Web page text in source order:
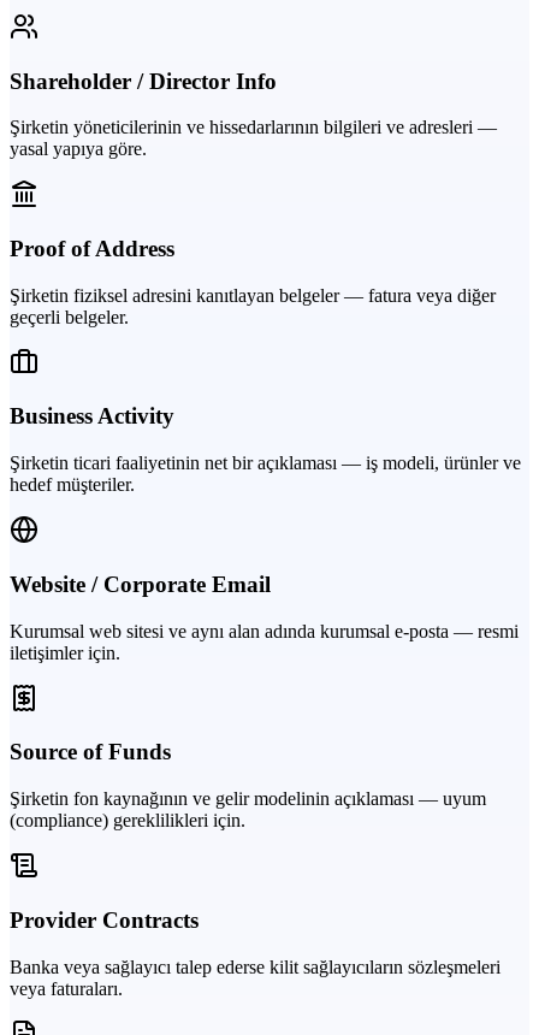
Shareholder / Director Info
Şirketin yöneticilerinin ve hissedarlarının bilgileri ve adresleri —
yasal yapıya göre.
Proof of Address
Şirketin fiziksel adresini kanıtlayan belgeler — fatura veya diğer
geçerli belgeler.
Business Activity
Şirketin ticari faaliyetinin net bir açıklaması — iş modeli, ürünler ve
hedef müşteriler.
Website / Corporate Email
Kurumsal web sitesi ve aynı alan adında kurumsal e-posta — resmi
iletişimler için.
Source of Funds
Şirketin fon kaynağının ve gelir modelinin açıklaması — uyum
(compliance) gereklilikleri için.
Provider Contracts
Banka veya sağlayıcı talep ederse kilit sağlayıcıların sözleşmeleri
veya faturaları.